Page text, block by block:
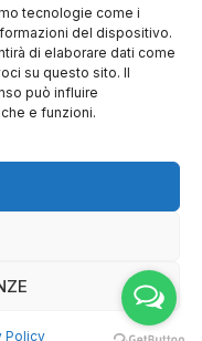
tecnologie come i
del dispositivo.
di elaborare dati come
su questo sito. Il
può influire
e funzioni.
Policy
di Fabio Serralunga | Tutti i